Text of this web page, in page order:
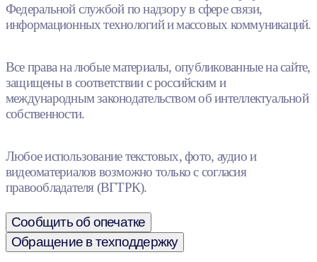
Федеральной службой по надзору в сфере связи,
информационных технологий и массовых коммуникаций.
Все права на любые материалы, опубликованные на сайте,
защищены в соответствии с российским и
международным законодательством об интеллектуальной
собственности.
Любое использование текстовых, фото, аудио и
видеоматериалов возможно только с согласия
правообладателя (ВГТРК).
Сообщить об опечатке
Обращение в техподдержку